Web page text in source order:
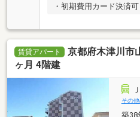
・初期費用カード決済可
賃貸アパート
京都府木津川市
ヶ月 4階建
その
築38